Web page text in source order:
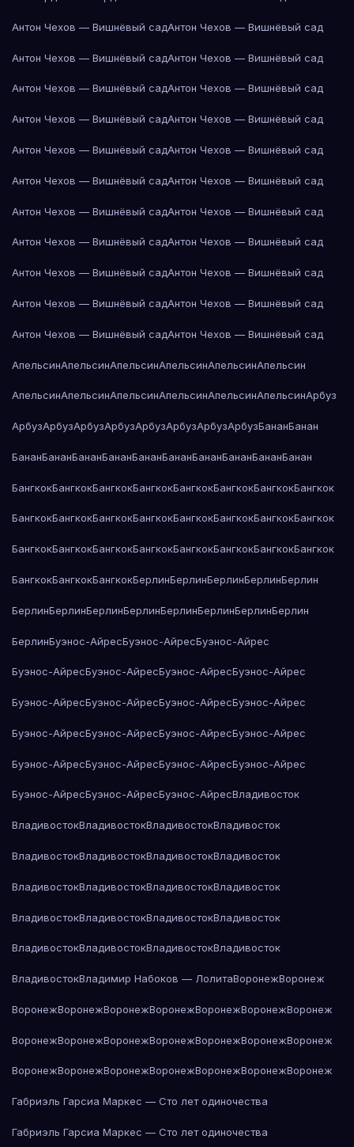
Антон Чехов — Вишнёвый садАнтон Чехов — Вишнёвый сад
Антон Чехов — Вишнёвый садАнтон Чехов — Вишнёвый сад
Антон Чехов — Вишнёвый садАнтон Чехов — Вишнёвый сад
Антон Чехов — Вишнёвый садАнтон Чехов — Вишнёвый сад
Антон Чехов — Вишнёвый садАнтон Чехов — Вишнёвый сад
Антон Чехов — Вишнёвый садАнтон Чехов — Вишнёвый сад
Антон Чехов — Вишнёвый садАнтон Чехов — Вишнёвый сад
Антон Чехов — Вишнёвый садАнтон Чехов — Вишнёвый сад
Антон Чехов — Вишнёвый садАнтон Чехов — Вишнёвый сад
Антон Чехов — Вишнёвый садАнтон Чехов — Вишнёвый сад
Антон Чехов — Вишнёвый садАнтон Чехов — Вишнёвый сад
АпельсинАпельсинАпельсинАпельсинАпельсинАпельсин
АпельсинАпельсинАпельсинАпельсинАпельсинАпельсинАрбуз
АрбузАрбузАрбузАрбузАрбузАрбузАрбузАрбузБананБанан
БананБананБананБананБананБананБананБананБананБанан
БангкокБангкокБангкокБангкокБангкокБангкокБангкокБангкок
БангкокБангкокБангкокБангкокБангкокБангкокБангкокБангкок
БангкокБангкокБангкокБангкокБангкокБангкокБангкокБангкок
БангкокБангкокБангкокБерлинБерлинБерлинБерлинБерлин
БерлинБерлинБерлинБерлинБерлинБерлинБерлинБерлин
БерлинБуэнос-АйресБуэнос-АйресБуэнос-Айрес
Буэнос-АйресБуэнос-АйресБуэнос-АйресБуэнос-Айрес
Буэнос-АйресБуэнос-АйресБуэнос-АйресБуэнос-Айрес
Буэнос-АйресБуэнос-АйресБуэнос-АйресБуэнос-Айрес
Буэнос-АйресБуэнос-АйресБуэнос-АйресБуэнос-Айрес
Буэнос-АйресБуэнос-АйресБуэнос-АйресВладивосток
ВладивостокВладивостокВладивостокВладивосток
ВладивостокВладивостокВладивостокВладивосток
ВладивостокВладивостокВладивостокВладивосток
ВладивостокВладивостокВладивостокВладивосток
ВладивостокВладивостокВладивостокВладивосток
ВладивостокВладимир Набоков — ЛолитаВоронежВоронеж
ВоронежВоронежВоронежВоронежВоронежВоронежВоронеж
ВоронежВоронежВоронежВоронежВоронежВоронежВоронеж
ВоронежВоронежВоронежВоронежВоронежВоронежВоронеж
Габриэль Гарсиа Маркес — Сто лет одиночества
Габриэль Гарсиа Маркес — Сто лет одиночества